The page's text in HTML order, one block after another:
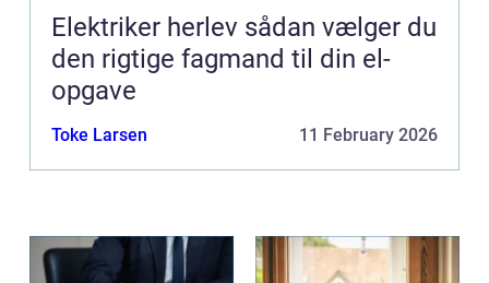
Elektriker herlev sådan vælger du
den rigtige fagmand til din el-
opgave
Toke Larsen 11 February 2026